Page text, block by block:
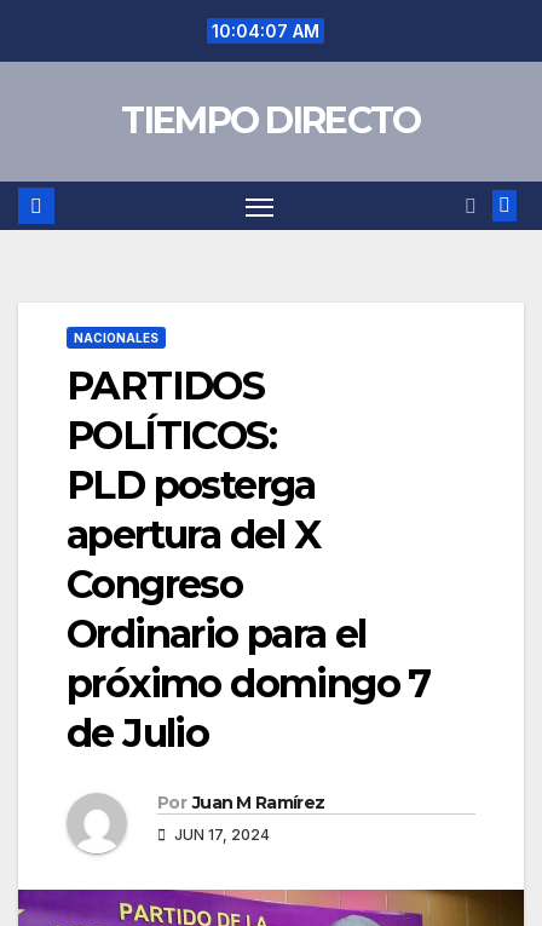
10:04:08 AM
TIEMPO DIRECTO
NACIONALES
PARTIDOS
POLÍTICOS:
PLD posterga
apertura del X
Congreso
Ordinario para el
próximo domingo 7
de Julio
Por Juan M Ramírez
JUN 17, 2024